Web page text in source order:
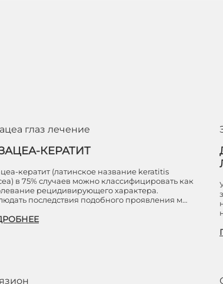
глаз лечение
КЕРАТИТ
кератит (латинское название keratitis
в 75% случаев можно классифицировать как
рецидивирующего характера.
последствия подобного проявления м…